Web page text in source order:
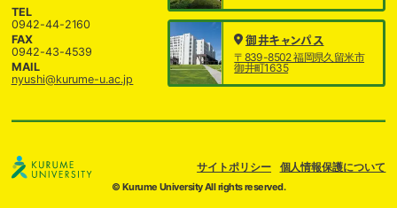
TEL
0942-44-2160
FAX
0942-43-4539
MAIL
nyushi@kurume-u.ac.jp
御井キャンパス
〒839-8502 福岡県久留米市
御井町1635
サイトポリシー 個人情報保護について
© Kurume University All rights reserved.